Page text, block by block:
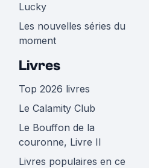
Lucky
Les nouvelles séries du
moment
Livres
Top 2026 livres
Le Calamity Club
Le Bouffon de la
couronne, Livre II
Livres populaires en ce